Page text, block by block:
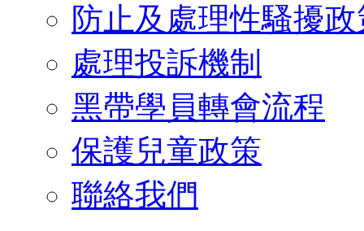
防止及處理性騷擾
處理投訴機制
黑帶學員轉會流程
保護兒童政策
聯絡我們